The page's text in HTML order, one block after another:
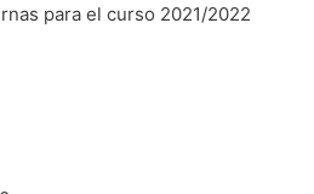
para el curso 2021/2022